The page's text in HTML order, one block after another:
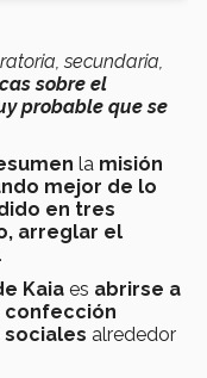
secundaria,
sobre el
probable que se
la misión
mejor de lo
en tres
arreglar el
.
Kaia es abrirse a
sociales alrededor